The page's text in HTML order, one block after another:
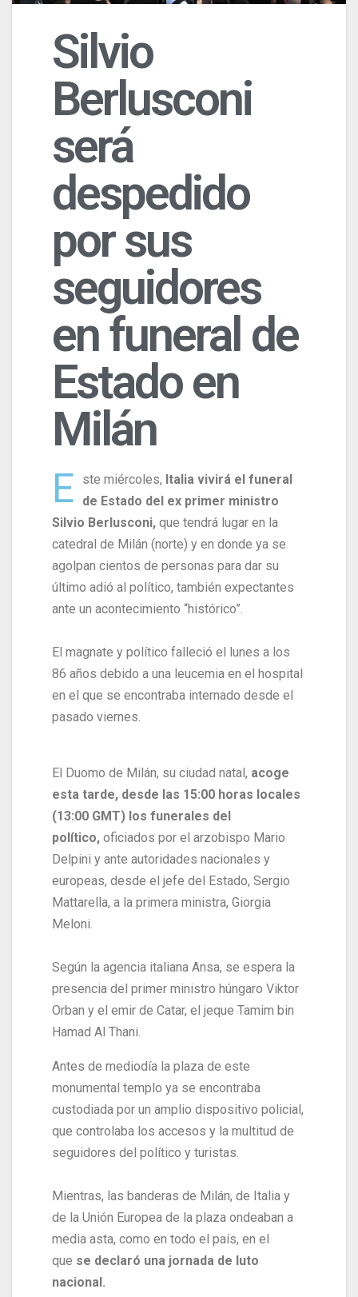
Silvio
Berlusconi
será
despedido
por sus
seguidores
en funeral de
Estado en
Milán
E ste miércoles, Italia vivirá el funeral
de Estado del ex primer ministro
Silvio Berlusconi, que tendrá lugar en la
catedral de Milán (norte) y en donde ya se
agolpan cientos de personas para dar su
último adió al político, también expectantes
ante un acontecimiento “histórico”.
El magnate y político falleció el lunes a los
86 años debido a una leucemia en el hospital
en el que se encontraba internado desde el
pasado viernes.
El Duomo de Milán, su ciudad natal, acoge
esta tarde, desde las 15:00 horas locales
(13:00 GMT) los funerales del
político, oficiados por el arzobispo Mario
Delpini y ante autoridades nacionales y
europeas, desde el jefe del Estado, Sergio
Mattarella, a la primera ministra, Giorgia
Meloni.
Según la agencia italiana Ansa, se espera la
presencia del primer ministro húngaro Viktor
Orban y el emir de Catar, el jeque Tamim bin
Hamad Al Thani.
Antes de mediodía la plaza de este
monumental templo ya se encontraba
custodiada por un amplio dispositivo policial,
que controlaba los accesos y la multitud de
seguidores del político y turistas.
Mientras, las banderas de Milán, de Italia y
de la Unión Europea de la plaza ondeaban a
media asta, como en todo el país, en el
que se declaró una jornada de luto
nacional.